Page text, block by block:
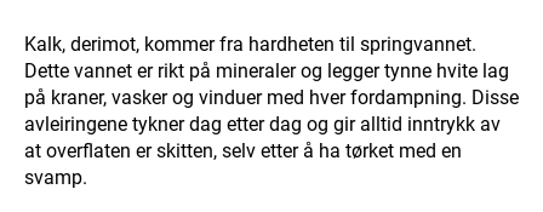
Kalk, derimot, kommer fra hardheten til springvannet.
Dette vannet er rikt på mineraler og legger tynne hvite lag
på kraner, vasker og vinduer med hver fordampning. Disse
avleiringene tykner dag etter dag og gir alltid inntrykk av
at overflaten er skitten, selv etter å ha tørket med en
svamp.